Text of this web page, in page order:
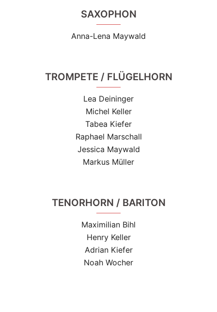
SAXOPHON
Anna-Lena Maywald
TROMPETE / FLÜGELHORN
Lea Deininger
Michel Keller
Tabea Kiefer
Raphael Marschall
Jessica Maywald
Markus Müller
TENORHORN / BARITON
Maximilian Bihl
Henry Keller
Adrian Kiefer
Noah Wocher